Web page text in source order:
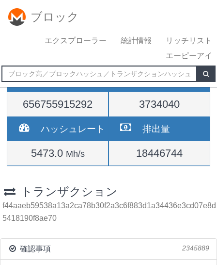
ブロック
エクスプローラー 統計情報
リッチリスト
エーピーアイ
難易度
656755915292
高さ
3734040
ハッシュレート
5473.0 Mh/s
排出量
18446744
トランザクション
f44aaeb59538a13a2ca78b30f2a3c6f883d1a34436e3cd07e8d
5418190f8ae70
確認事項 2345889